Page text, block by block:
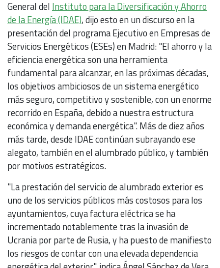
General del Instituto para la Diversificación y Ahorro
de la Energía (IDAE), dijo esto en un discurso en la
presentación del programa Ejecutivo en Empresas de
Servicios Energéticos (ESEs) en Madrid: "El ahorro y la
eficiencia energética son una herramienta
fundamental para alcanzar, en las próximas décadas,
los objetivos ambiciosos de un sistema energético
más seguro, competitivo y sostenible, con un enorme
recorrido en España, debido a nuestra estructura
económica y demanda energética". Más de diez años
más tarde, desde IDAE continúan subrayando ese
alegato, también en el alumbrado público, y también
por motivos estratégicos.
"La prestación del servicio de alumbrado exterior es
uno de los servicios públicos más costosos para los
ayuntamientos, cuya factura eléctrica se ha
incrementado notablemente tras la invasión de
Ucrania por parte de Rusia, y ha puesto de manifiesto
los riesgos de contar con una elevada dependencia